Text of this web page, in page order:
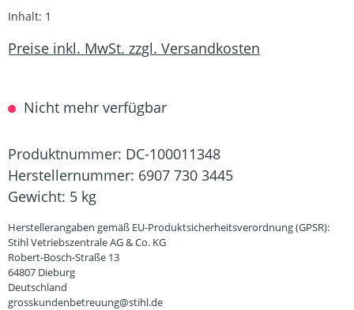
Inhalt: 1
Preise inkl. MwSt. zzgl. Versandkosten
Nicht mehr verfügbar
Produktnummer: DC-100011348
Herstellernummer: 6907 730 3445
Gewicht: 5 kg
Herstellerangaben gemäß EU-Produktsicherheitsverordnung (GPSR):
Stihl Vetriebszentrale AG & Co. KG
Robert-Bosch-Straße 13
64807 Dieburg
Deutschland
grosskundenbetreuung@stihl.de